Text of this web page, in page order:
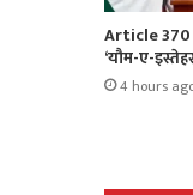
Article 370
‘यौम-ए-
4 hours